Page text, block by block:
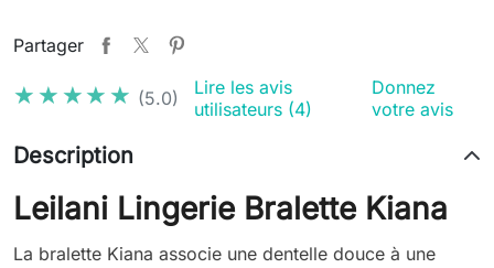
Partager
★★★★★
★★★★★ (5.0)
Lire les avis
utilisateurs (4)
Donnez
votre avis
Description
Leilani Lingerie Bralette Kiana
La bralette Kiana associe une dentelle douce à une